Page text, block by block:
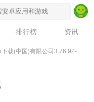
排行榜
资讯
豌豆推
载(中国)有限公司3.76.92-